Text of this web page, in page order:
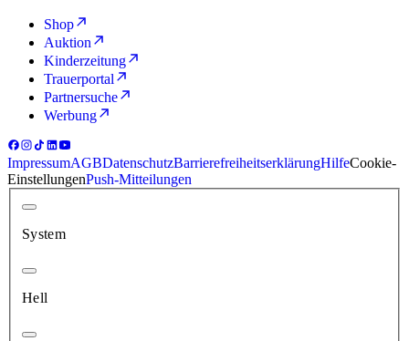
Shop
Auktion
Kinderzeitung
Trauerportal
Partnersuche
Werbung
ImpressumAGBDatenschutzBarrierefreiheitserklärungHilfeCookie-
EinstellungenPush-Mitteilungen
System
Hell